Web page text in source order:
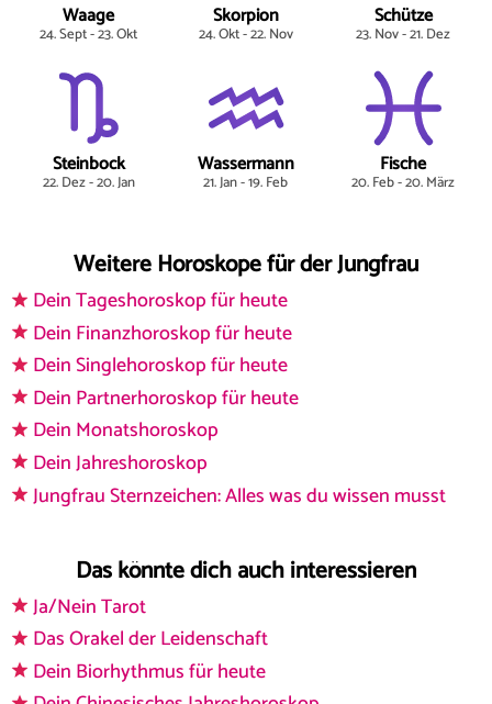
Waage
24. Sept - 23. Okt
Skorpion
24. Okt - 22. Nov
Schütze
23. Nov - 21. Dez
Steinbock
22. Dez - 20. Jan
Wassermann
21. Jan - 19. Feb
Fische
20. Feb - 20. März
Weitere Horoskope für der Jungfrau
Dein Tageshoroskop für heute
Dein Finanzhoroskop für heute
Dein Singlehoroskop für heute
Dein Partnerhoroskop für heute
Dein Monatshoroskop
Dein Jahreshoroskop
Jungfrau Sternzeichen: Alles was du wissen musst
Das könnte dich auch interessieren
Ja/Nein Tarot
Das Orakel der Leidenschaft
Dein Biorhythmus für heute